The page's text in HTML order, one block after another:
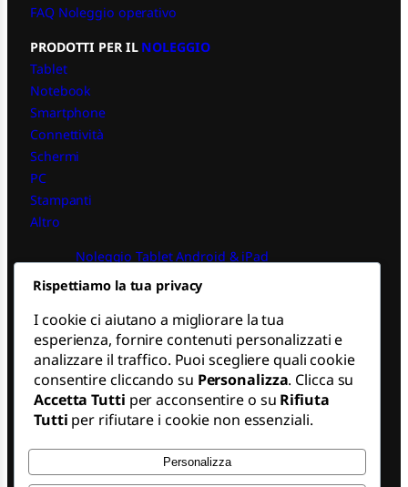
FAQ Noleggio operativo
PRODOTTI PER IL NOLEGGIO
Tablet
Notebook
Smartphone
Connettività
Schermi
PC
Stampanti
Altro
Noleggio Tablet Android & iPad
Noleggio PC iPad
Noleggio Operativo PC Finanziarie
Noleggio Notebook Macbook
Noleggio Operativo Apple
SEGUICI
L
n
k
Rispettiamo la tua privacy
I cookie ci aiutano a migliorare la tua
esperienza, fornire contenuti personalizzati e
analizzare il traffico. Puoi scegliere quali cookie
consentire cliccando su Personalizza. Clicca su
Accetta Tutti per acconsentire o su Rifiuta
Tutti per rifiutare i cookie non essenziali.
Personalizza